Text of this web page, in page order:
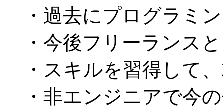
・過去にプログラミ
・今後フリーランス
・スキルを習得して
・非エンジニアで今